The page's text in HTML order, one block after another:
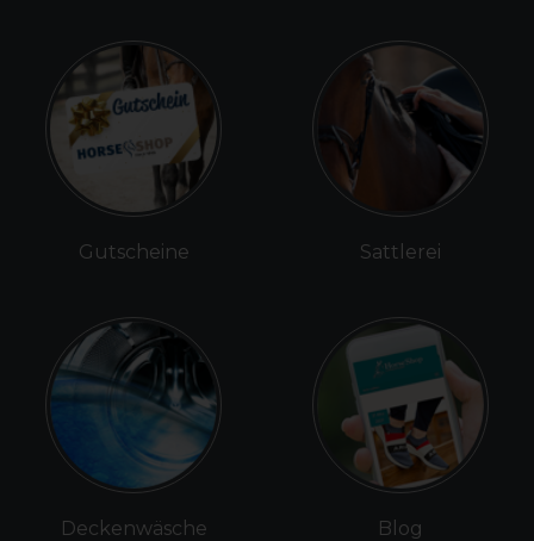
Gutscheine
Deckenwäsche
Sattlerei
Blog